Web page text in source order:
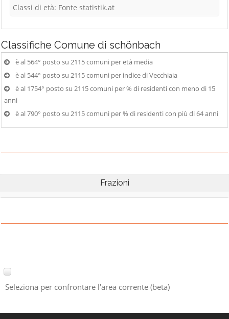
Classi di età: Fonte statistik.at
Classifiche Comune di schönbach
è al 564° posto su 2115 comuni per età media
è al 544° posto su 2115 comuni per indice di Vecchiaia
è al 1754° posto su 2115 comuni per % di residenti con meno di 15
anni
è al 790° posto su 2115 comuni per % di residenti con più di 64 anni
Frazioni
Seleziona per confrontare l'area corrente (beta)